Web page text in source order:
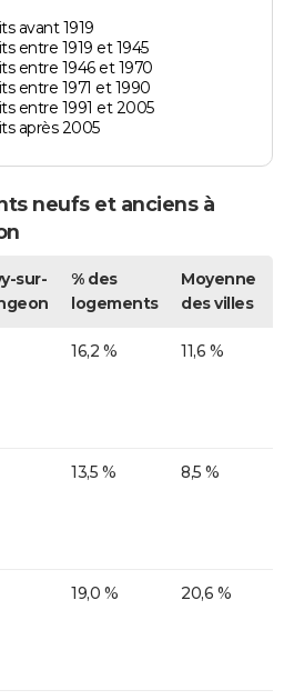
avant 1919
entre 1919 et 1945
entre 1946 et 1970
entre 1971 et 1990
entre 1991 et 2005
après 2005
neufs et anciens à
sur-
% des
logements
Moyenne
des villes
16,2 % 11,6 %
13,5 % 8,5 %
19,0 % 20,6 %